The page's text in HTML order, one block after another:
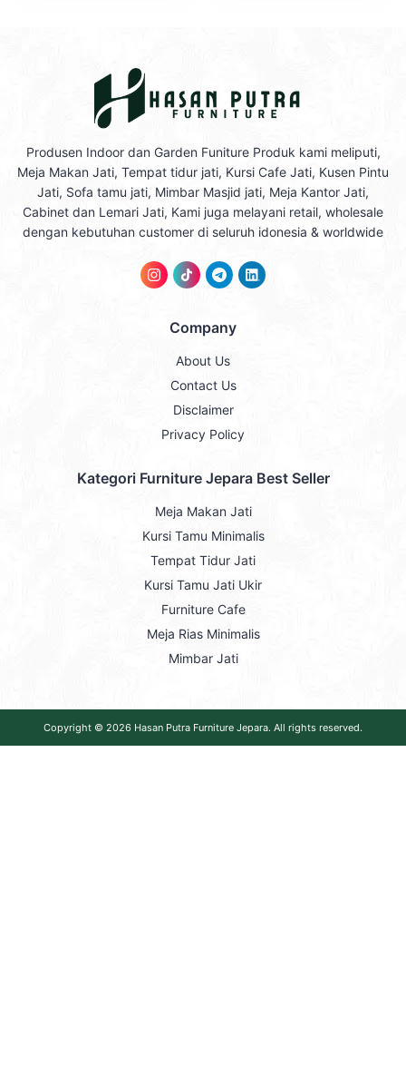
Produsen Indoor dan Garden Funiture Produk kami meliputi,
Meja Makan Jati, Tempat tidur jati, Kursi Cafe Jati, Kusen Pintu
Jati, Sofa tamu jati, Mimbar Masjid jati, Meja Kantor Jati,
Cabinet dan Lemari Jati, Kami juga melayani retail, wholesale
dengan kebutuhan customer di seluruh idonesia & worldwide
Company
About Us
Contact Us
Disclaimer
Privacy Policy
Kategori Furniture Jepara Best Seller
Meja Makan Jati
Kursi Tamu Minimalis
Tempat Tidur Jati
Kursi Tamu Jati Ukir
Furniture Cafe
Meja Rias Minimalis
Mimbar Jati
Copyright © 2026 Hasan Putra Furniture Jepara. All rights reserved.